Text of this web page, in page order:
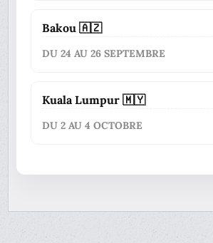
Bakou 🇦🇿
DU 24 AU 26 SEPTEMBRE
Kuala Lumpur 🇲🇾
DU 2 AU 4 OCTOBRE